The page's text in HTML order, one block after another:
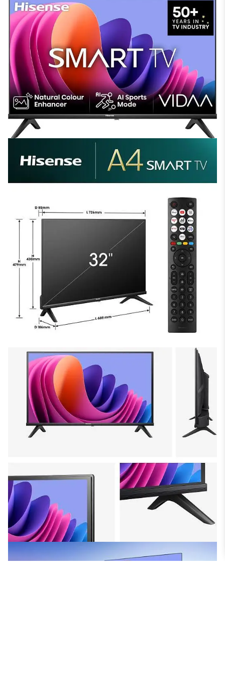
HD Smart TV
hisense32A4N
32A4N
32 '' A4N | HD Smart TV HD 60 Hz
Direct Full Array
Hisense tehnologija Direct Full Array
pretvara vaš zaslon u precizno platno.
Svaki kut pomno osigurava